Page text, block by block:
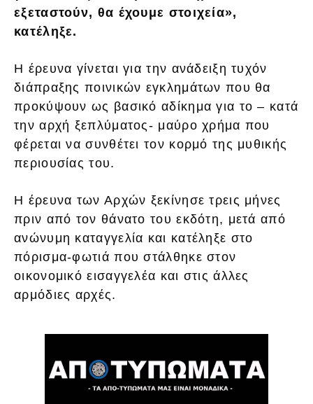
εξεταστούν, θα έχουμε στοιχεία»,
κατέληξε.
Η έρευνα γίνεται για την ανάδειξη τυχόν
διάπραξης ποινικών εγκλημάτων που θα
προκύψουν ως βασικό αδίκημα για το – κατά
την αρχή ξεπλύματος- μαύρο χρήμα που
φέρεται να συνθέτει τον κορμό της μυθικής
περιουσίας του.
Η έρευνα των Αρχών ξεκίνησε τρεις μήνες
πριν από τον θάνατο του εκδότη, μετά από
ανώνυμη καταγγελία και κατέληξε στο
πόρισμα-φωτιά που στάλθηκε στον
οικονομικό εισαγγελέα και στις άλλες
αρμόδιες αρχές.